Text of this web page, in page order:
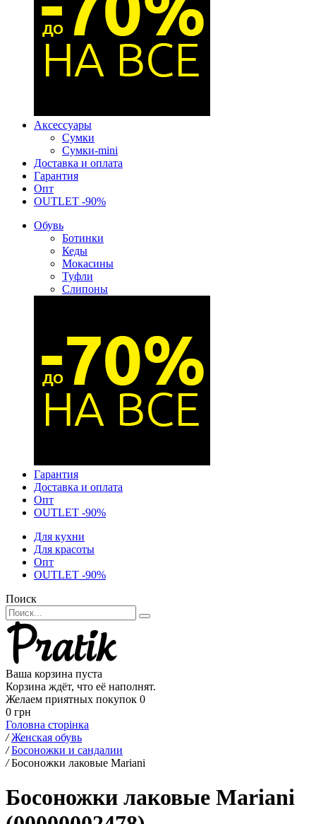
Аксессуары
Сумки
Сумки-mini
Доставка и оплата
Гарантия
Опт
OUTLET -90%
Обувь
Ботинки
Кеды
Мокасины
Туфли
Слипоны
Гарантия
Доставка и оплата
Опт
OUTLET -90%
Для кухни
Для красоты
Опт
OUTLET -90%
Поиск
Ваша корзина пуста
Корзина ждёт, что её наполнят.
Желаем приятных покупок 0
0 грн
Головна сторінка
/ Женская обувь
/ Босоножки и сандалии
/ Босоножки лаковые Mariani
Босоножки лаковые Mariani